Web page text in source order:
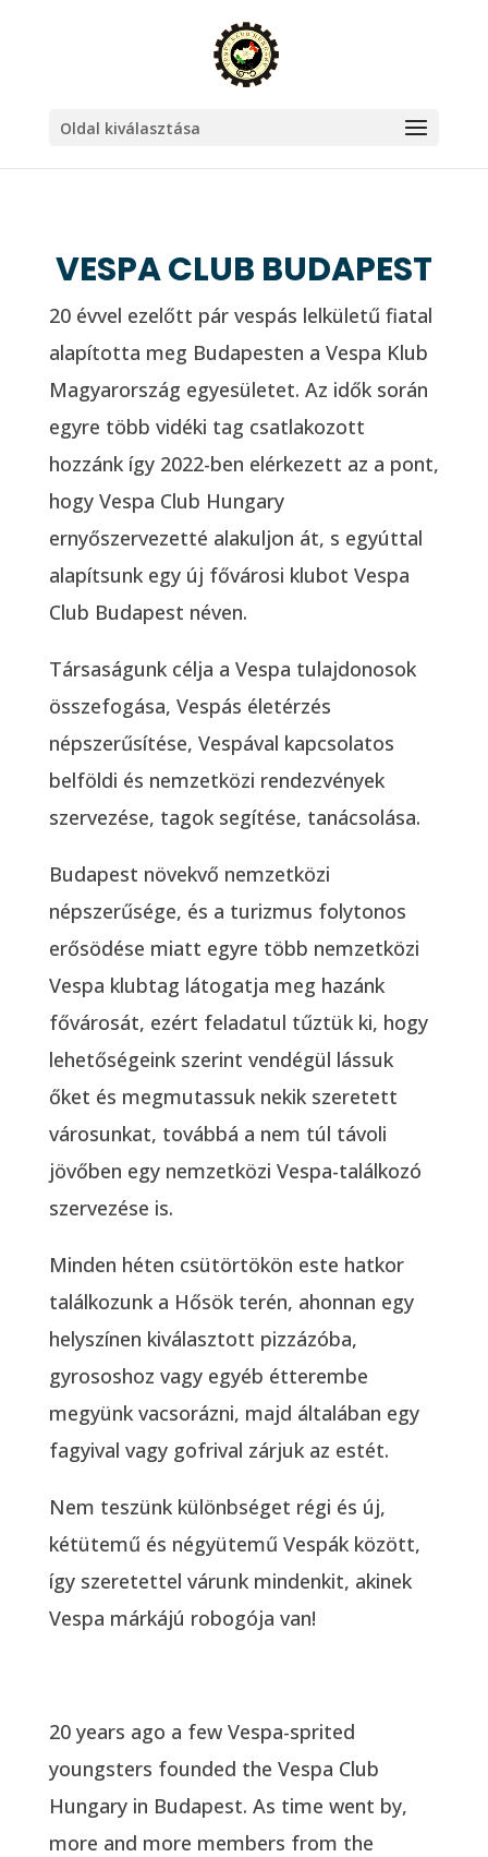
Oldal kiválasztása
VESPA CLUB BUDAPEST
20 évvel ezelőtt pár vespás lelkületű fiatal
alapította meg Budapesten a Vespa Klub
Magyarország egyesületet. Az idők során
egyre több vidéki tag csatlakozott
hozzánk így 2022-ben elérkezett az a pont,
hogy Vespa Club Hungary
ernyőszervezetté alakuljon át, s egyúttal
alapítsunk egy új fővárosi klubot Vespa
Club Budapest néven.
Társaságunk célja a Vespa tulajdonosok
összefogása, Vespás életérzés
népszerűsítése, Vespával kapcsolatos
belföldi és nemzetközi rendezvények
szervezése, tagok segítése, tanácsolása.
Budapest növekvő nemzetközi
népszerűsége, és a turizmus folytonos
erősödése miatt egyre több nemzetközi
Vespa klubtag látogatja meg hazánk
fővárosát, ezért feladatul tűztük ki, hogy
lehetőségeink szerint vendégül lássuk
őket és megmutassuk nekik szeretett
városunkat, továbbá a nem túl távoli
jövőben egy nemzetközi Vespa-találkozó
szervezése is.
Minden héten csütörtökön este hatkor
találkozunk a Hősök terén, ahonnan egy
helyszínen kiválasztott pizzázóba,
gyrososhoz vagy egyéb étterembe
megyünk vacsorázni, majd általában egy
fagyival vagy gofrival zárjuk az estét.
Nem teszünk különbséget régi és új,
kétütemű és négyütemű Vespák között,
így szeretettel várunk mindenkit, akinek
Vespa márkájú robogója van!
20 years ago a few Vespa-sprited
youngsters founded the Vespa Club
Hungary in Budapest. As time went by,
more and more members from the